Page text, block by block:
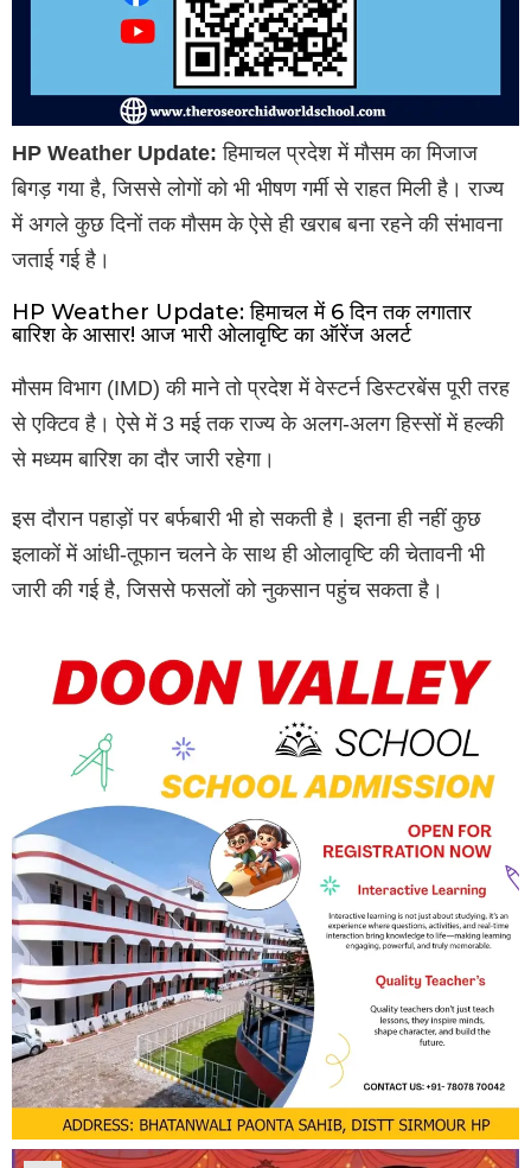
HP Weather Update: हिमाचल प्रदेश में मौसम का मिजाज
बिगड़ गया है, जिससे लोगों को भी भीषण गर्मी से राहत मिली है। राज्य
में अगले कुछ दिनों तक मौसम के ऐसे ही खराब बना रहने की संभावना
जताई गई है।
HP Weather Update: हिमाचल में 6 दिन तक लगातार
बारिश के आसार! आज भारी ओलावृष्टि का ऑरेंज अलर्ट
मौसम विभाग (IMD) की माने तो प्रदेश में वेस्टर्न डिस्टरबेंस पूरी तरह
से एक्टिव है। ऐसे में 3 मई तक राज्य के अलग-अलग हिस्सों में हल्की
से मध्यम बारिश का दौर जारी रहेगा।
इस दौरान पहाड़ों पर बर्फबारी भी हो सकती है। इतना ही नहीं कुछ
इलाकों में आंधी-तूफान चलने के साथ ही ओलावृष्टि की चेतावनी भी
जारी की गई है, जिससे फसलों को नुकसान पहुंच सकता है।